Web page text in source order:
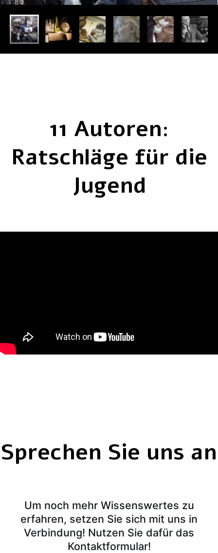
11 Autoren:
Ratschläge für die
Jugend
Sprechen Sie uns an
Um noch mehr Wissenswertes zu
erfahren, setzen Sie sich mit uns in
Verbindung! Nutzen Sie dafür das
Kontaktformular!